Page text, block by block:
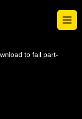
to fail part-